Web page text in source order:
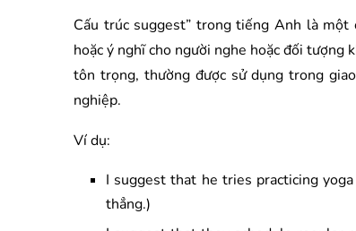
Cấu trúc suggest” trong tiếng Anh là
hoặc ý nghĩ cho người nghe hoặc đối tượng
tôn trọng, thường được sử dụng trong
nghiệp.
Ví dụ:
I suggest that he tries practicing
thẳng.)